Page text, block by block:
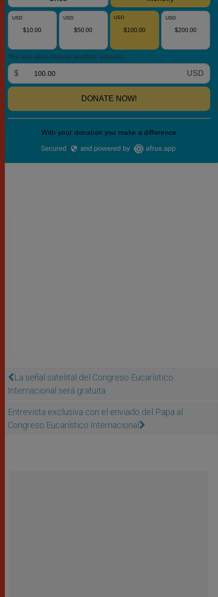
La señal satelital del Congreso Eucarístico
Internacional será gratuita
Entrevista exclusiva con el enviado del Papa al
Congreso Eucarístico Internacional